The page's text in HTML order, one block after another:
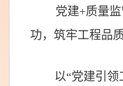
党建+质量
功，筑牢工程品
以“党建引